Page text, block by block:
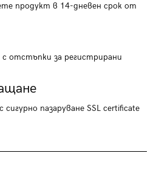
продукт в 14-дневен срок от
отстъпки за регистрирани
сигурно пазаруване SSL certificate